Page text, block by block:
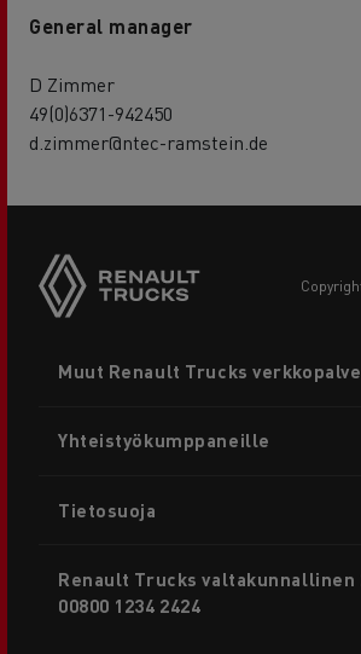
General manager
D Zimmer
49(0)6371-942450
d.zimmer@ntec-ramstein.de
menu
Muut Renault Trucks
Yhteistyökumppaneille
Tietosuoja
Renault Trucks valtakunnallinen
00800 1234 2424